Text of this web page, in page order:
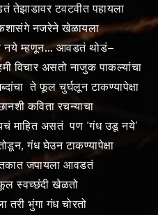
तेझाडावर टवटवीत पहायला
नजरेने खेळायला
म्हणून… आवडतं थोडं–
विचार असतो नाजुक पाकल्यांचा
ते फूल चुर्घलून टाकण्यापेक्षा
कविता रचन्याचा
माहित असतं पण ‘गंध उडू नये‘
गंध घेउन टाकण्यापेक्षा
जपायला आवडतं
स्वच्छंदी खेळतो
तरी भुंगा गंध चोरतो